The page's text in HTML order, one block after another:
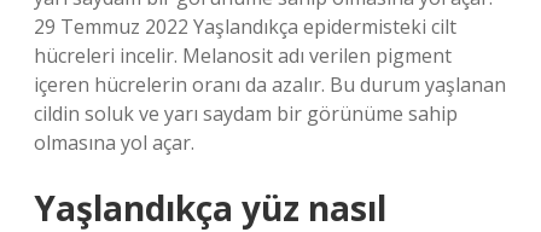
29 Temmuz 2022 Yaşlandıkça epidermisteki cilt
hücreleri incelir. Melanosit adı verilen pigment
içeren hücrelerin oranı da azalır. Bu durum yaşlanan
cildin soluk ve yarı saydam bir görünüme sahip
olmasına yol açar.
Yaşlandıkça yüz nasıl